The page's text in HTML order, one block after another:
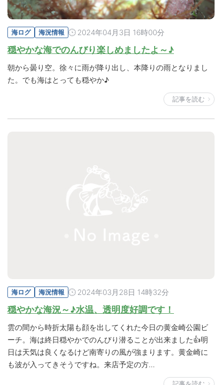
海ログ 海況情報 2024年04月3日 16時00分
穏やかな海でのんびり楽しめましたよ～♪
朝から曇り空。徐々に雨が降り出し、本降りの雨となりまし
た。でも海はとっても穏やか♪
記事を読む
海ログ 海況情報 2024年03月28日 14時32分
穏やかな海況～♪水温、透明度好調です！
雲の間から時折太陽も顔を出してくれた今日の黄金崎公園ビ
ーチ。海は終日穏やかでのんびり潜ることが出来ました👍明
日は天気は良くなるけど南寄りの風が強まります。黄金崎に
も波が入ってきそうですね。来店予定の方…